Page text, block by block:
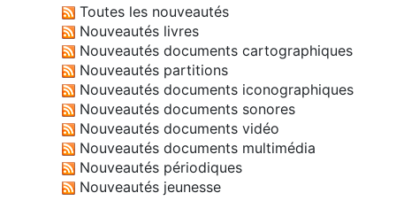
Toutes les nouveautés
Nouveautés livres
Nouveautés documents cartographiques
Nouveautés partitions
Nouveautés documents iconographiques
Nouveautés documents sonores
Nouveautés documents vidéo
Nouveautés documents multimédia
Nouveautés périodiques
Nouveautés jeunesse